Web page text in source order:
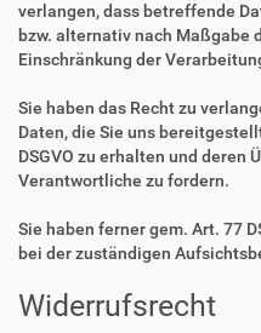
verlangen, dass betreffende
bzw. alternativ nach Maßgabe
Einschränkung der
Sie haben das Recht zu
Daten, die Sie uns
DSGVO zu erhalten und deren
Verantwortliche zu fordern.
Sie haben ferner gem. Art. 77
bei der zuständigen
Widerrufsrecht